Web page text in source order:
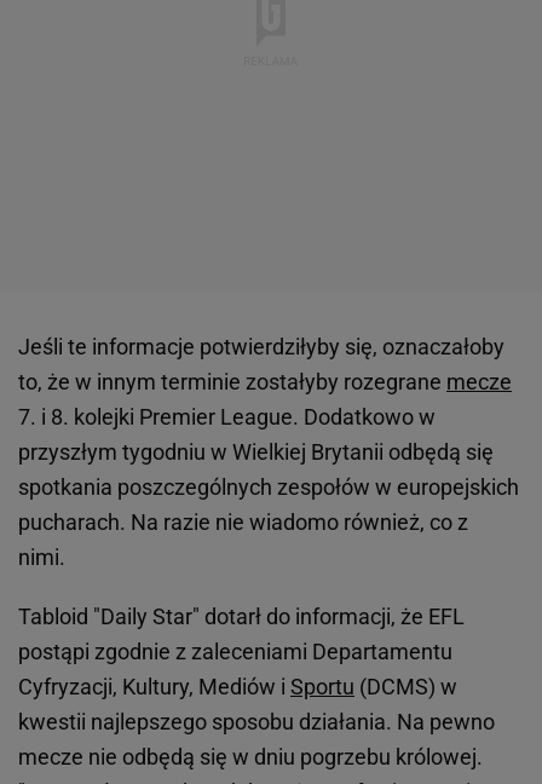
Jeśli te informacje potwierdziłyby się, oznaczałoby
to, że w innym terminie zostałyby rozegrane mecze
7. i 8. kolejki Premier League. Dodatkowo w
przyszłym tygodniu w Wielkiej Brytanii odbędą się
spotkania poszczególnych zespołów w europejskich
pucharach. Na razie nie wiadomo również, co z
nimi.
Tabloid "Daily Star" dotarł do informacji, że EFL
postąpi zgodnie z zaleceniami Departamentu
Cyfryzacji, Kultury, Mediów i Sportu (DCMS) w
kwestii najlepszego sposobu działania. Na pewno
mecze nie odbędą się w dniu pogrzebu królowej.